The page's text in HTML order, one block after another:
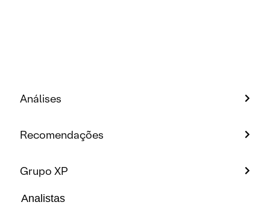
Análises
Recomendações
Grupo XP
Analistas